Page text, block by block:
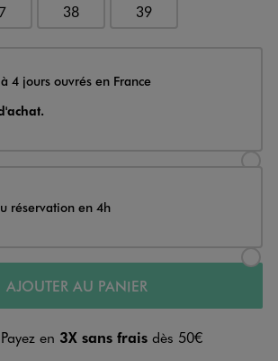
38 39
4 jours ouvrés en France
réservation en 4h
AJOUTER AU PANIER
Payez en 3X sans frais dès 50€